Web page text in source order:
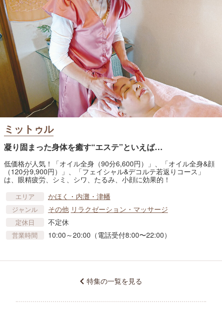
ミットゥル
凝り固まった身体を癒す“エステ”といえば…
低価格が人気！「オイル全身（90分6,600円）」、「オイル全身&顔
（120分9,900円）」、「フェイシャル&デコルテ若返りコース」
は、眼精疲労、シミ、シワ、たるみ、小顔に効果的！
エリア かほく・内灘・津幡
ジャンル その他 リラクゼーション・マッサージ
定休日 不定休
営業時間 10:00～20:00（電話受付8:00〜22:00）
特集の一覧を見る